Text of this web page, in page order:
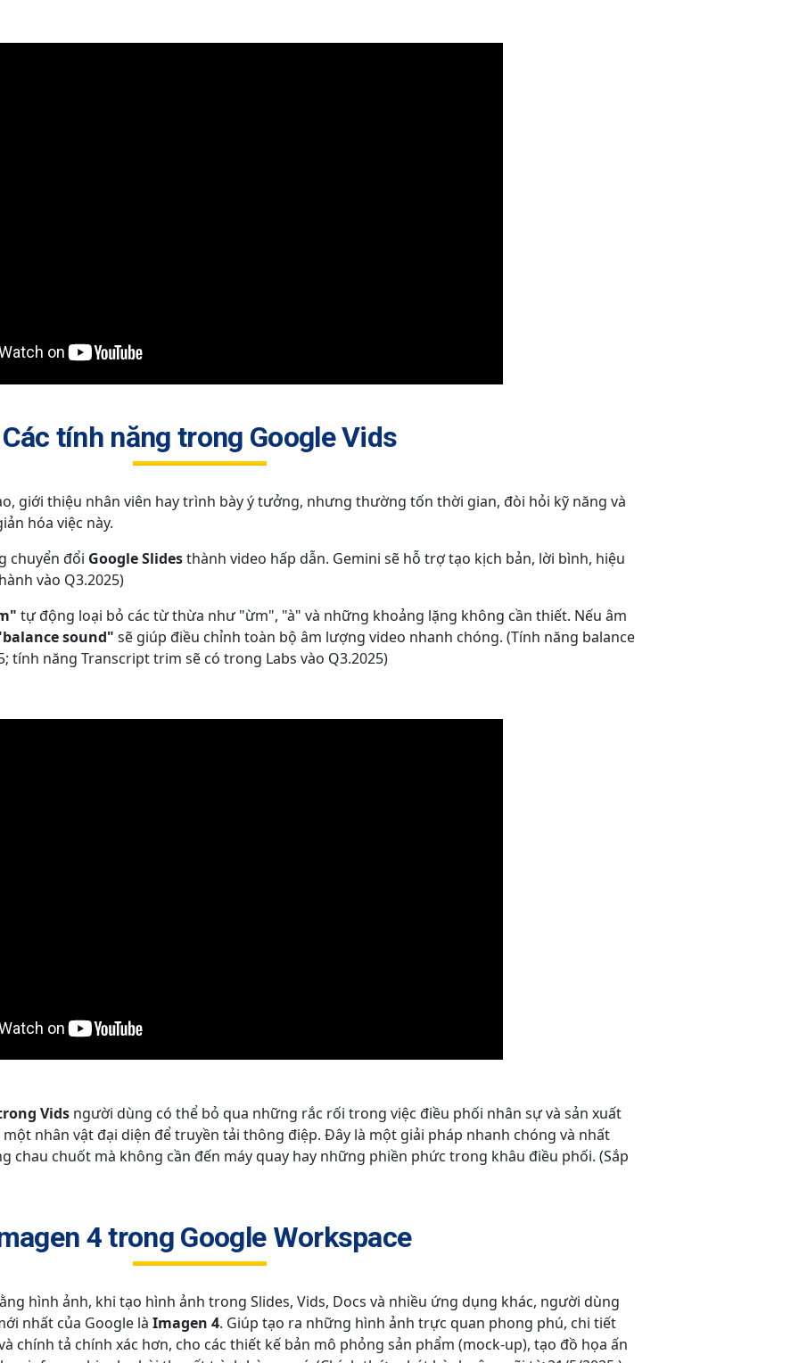
Các tính năng trong Google Vids
giới thiệu nhân viên hay trình bày ý tưởng, nhưng thường tốn thời gian, đòi hỏi kỹ năng và
hóa việc này.
chuyển đổi Google Slidesthành video hấp dẫn. Gemini sẽ hỗ trợ tạo kịch bản, lời bình, hiệu
vào Q3.2025)
" tự động loại bỏ các từ thừa như "ừm", "à" và những khoảng lặng không cần thiết. Nếu âm
balance sound" sẽ giúp điều chỉnh toàn bộ âm lượng video nhanh chóng. (Tính năng balance
tính năng Transcript trim sẽ có trong Labs vào Q3.2025)
Vids người dùng có thể bỏ qua những rắc rối trong việc điều phối nhân sự và sản xuất
một nhân vật đại diện để truyền tải thông điệp. Đây là một giải pháp nhanh chóng và nhất
chau chuốt mà không cần đến máy quay hay những phiền phức trong khâu điều phối. (Sắp
4 trong Google Workspace
hình ảnh, khi tạo hình ảnh trong Slides, Vids, Docs và nhiều ứng dụng khác, người dùng
nhất của Google là Imagen 4. Giúp tạo ra những hình ảnh trực quan phong phú, chi tiết
chính tả chính xác hơn, cho các thiết kế bản mô phỏng sản phẩm (mock-up), tạo đồ họa ấn